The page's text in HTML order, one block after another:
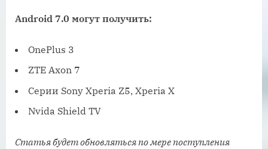
Android 7.0 могут получить:
OnePlus 3
ZTE Axon 7
Серии Sony Xperia Z5, Xperia X
Nvida Shield TV
Статья будет обновляться по мере поступления